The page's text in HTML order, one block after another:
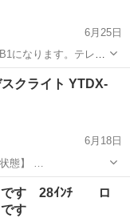
6月25日
になります。テレビ
クライト YTDX-
6月18日
01 【状態】 …
です 28ｲﾝﾁ ロ
す